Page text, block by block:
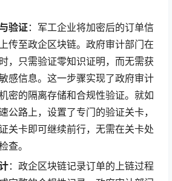
验证：军工企业将加密后的订单信
传至政企区块链。政府审计部门在
，只需验证零知识证明，而无需获
感信息。这一步骤实现了政府审计
密的隔离存储和合规性验证。就如
公路上，设置了专门的验证关卡，
关卡即可继续前行，无需在关卡处
查。
：政企区块链记录订单的上链过程